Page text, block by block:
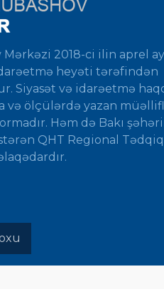
Mərkəzi 2018-ci ilin aprel
heyəti tərəfindən
Siyasət və idarəetmə
və ölçülərdə yazan
Həm də Bakı
QHT Regional